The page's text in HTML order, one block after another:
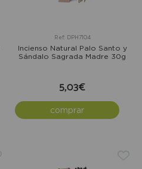
Ref: DPH7104
Incienso Natural Palo Santo y
Sándalo Sagrada Madre 30g
5,03€
comprar